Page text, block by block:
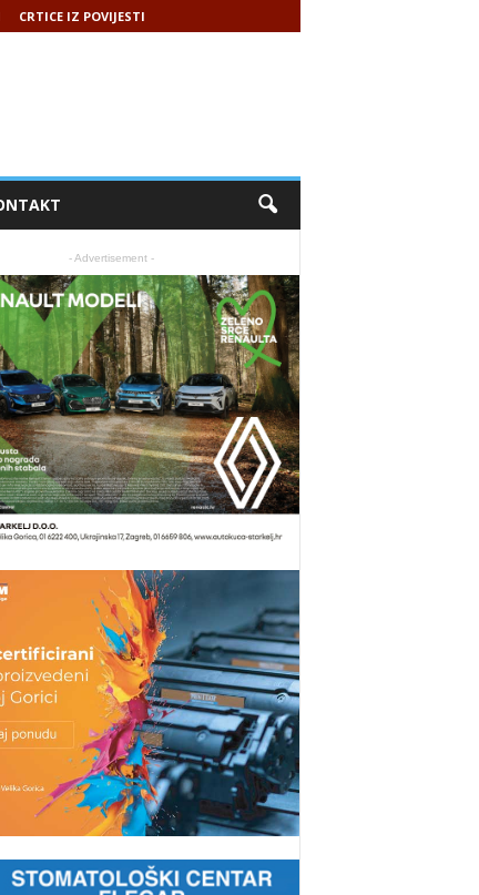
CRTICE IZ POVIJESTI
- Advertisement -